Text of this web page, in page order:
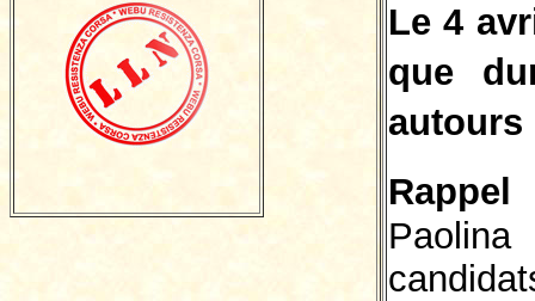
Le 4
que
autours